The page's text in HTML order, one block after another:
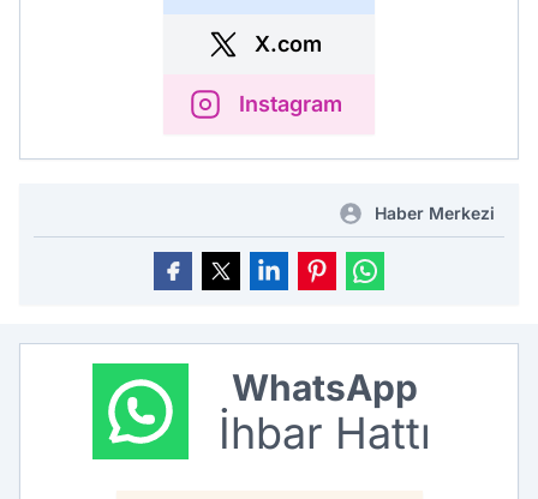
X.com
Instagram
Haber Merkezi
WhatsApp
İhbar Hattı